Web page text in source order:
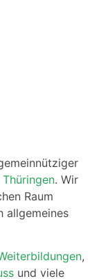
. Wir
Raum
allgemeines
,
und viele